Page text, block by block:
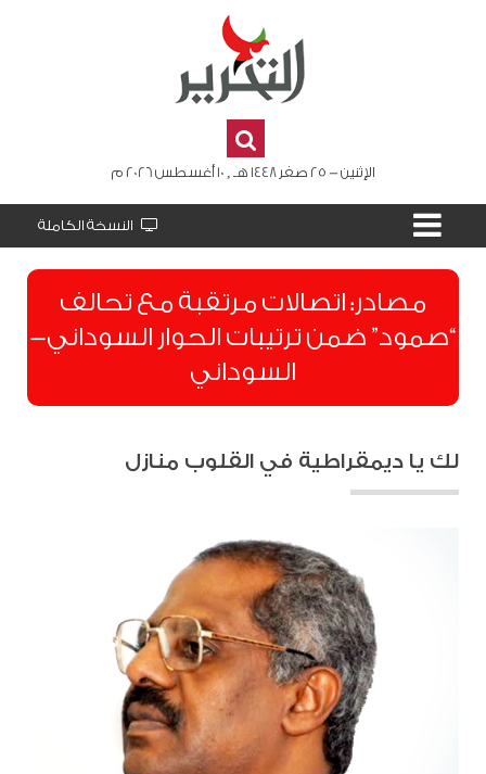
الإثنين - 25 صفر 1448 هـ , 10 أغسطس 2026 م
النسخة الكاملة
مصادر: اتصالات مرتقبة مع تحالف
“صمود” ضمن ترتيبات الحوار السوداني-
السوداني
لك يا ديمقراطية في القلوب منازل